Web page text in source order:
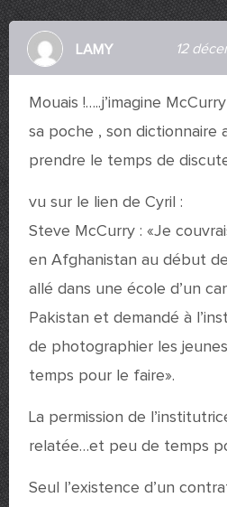
LAMY 12
Mouais !…..j’imagine
sa poche , son dictionnaire
prendre le temps de
vu sur le lien de Cyril :
Steve McCurry : «Je
en Afghanistan au début
allé dans une école d’un
Pakistan et demandé à
de photographier les
temps pour le faire».
La permission de
relatée…et peu de temps
Seul l’existence d’un